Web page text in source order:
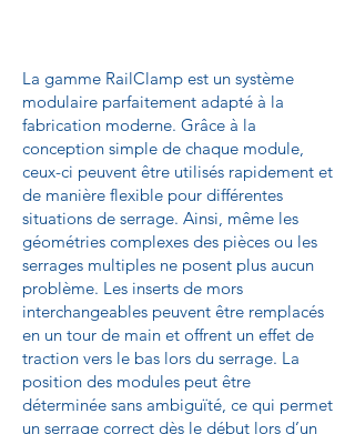
La gamme RailClamp est un système
modulaire parfaitement adapté à la
fabrication moderne. Grâce à la
conception simple de chaque module,
ceux-ci peuvent être utilisés rapidement et
de manière flexible pour différentes
situations de serrage. Ainsi, même les
géométries complexes des pièces ou les
serrages multiples ne posent plus aucun
problème. Les inserts de mors
interchangeables peuvent être remplacés
en un tour de main et offrent un effet de
traction vers le bas lors du serrage. La
position des modules peut être
déterminée sans ambiguïté, ce qui permet
un serrage correct dès le début lors d’un